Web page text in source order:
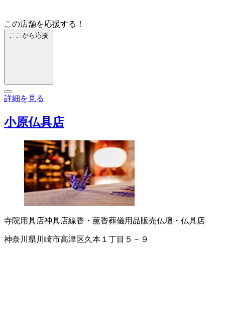
この店舗を応援する！
ここから応援
詳細を見る
小原仏具店
寺院用具店神具店線香・薫香葬儀用品販売仏壇・仏具店
神奈川県川崎市高津区久本１丁目５－９